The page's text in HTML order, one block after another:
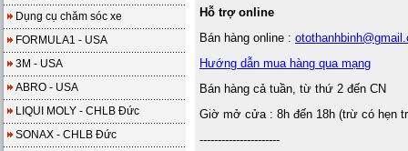
Dụng cụ chăm sóc xe
FORMULA1 - USA
3M - USA
ABRO - USA
LIQUI MOLY - CHLB Đức
SONAX - CHLB Đức
Hỗ trợ online
Bán hàng online :
Hướng dẫn mua hàng qua mạng
Bán hàng cả tuần, từ thứ 2 đến CN
Giờ mở cửa : 8h đến 18h (trừ có hẹn
----------------------